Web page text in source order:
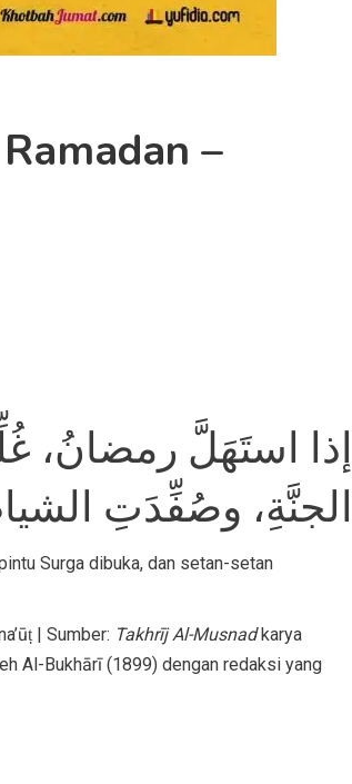
–
إذا استَهَلَّ رمضانُ،
الجنَّةِ، وصُفِّدَتِ
Surga dibuka, dan setan-setan
| Sumber: Takhrīj Al-Musnadkarya
Al-Bukhārī (1899) dengan redaksi yang